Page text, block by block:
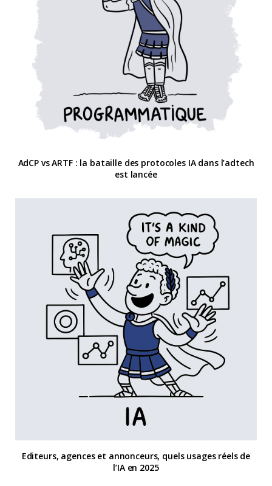
AdCP vs ARTF : la bataille des protocoles IA dans l’adtech
est lancée
Editeurs, agences et annonceurs, quels usages réels de
l’IA en 2025